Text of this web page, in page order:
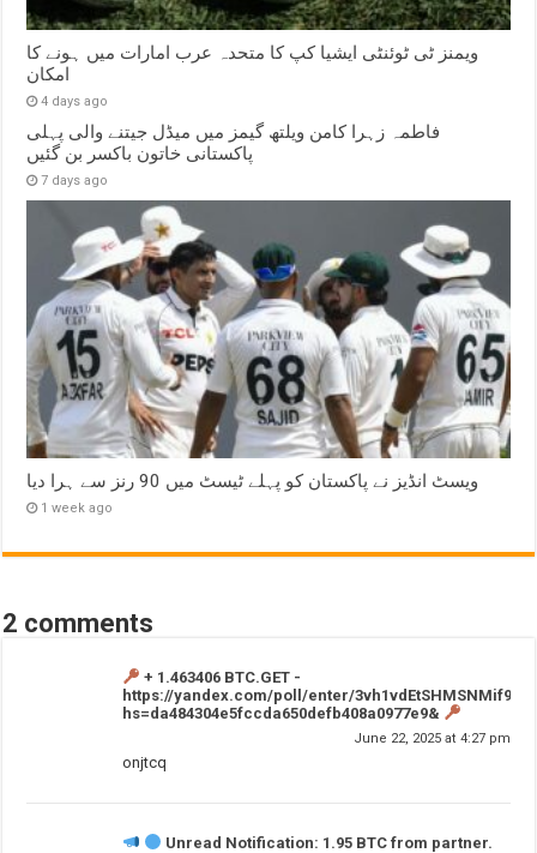
ویمنز ٹی ٹوئنٹی ایشیا کپ کا متحدہ عرب امارات میں ہونے کا
امکان
4 days ago
فاطمہ زہرا کامن ویلتھ گیمز میں میڈل جیتنے والی پہلی
پاکستانی خاتون باکسر بن گئیں
7 days ago
ویسٹ انڈیز نے پاکستان کو پہلے ٹیسٹ میں 90 رنز سے ہرا دیا
1 week ago
2 comments
+ 1.463406 BTC.GET -
https://yandex.com/poll/enter/
hs=da484304e5fccda650defb408a0977e9&
June 22, 2025 at 4:27 pm
onjtcq
Unread Notification: 1.95 BTC from partner.